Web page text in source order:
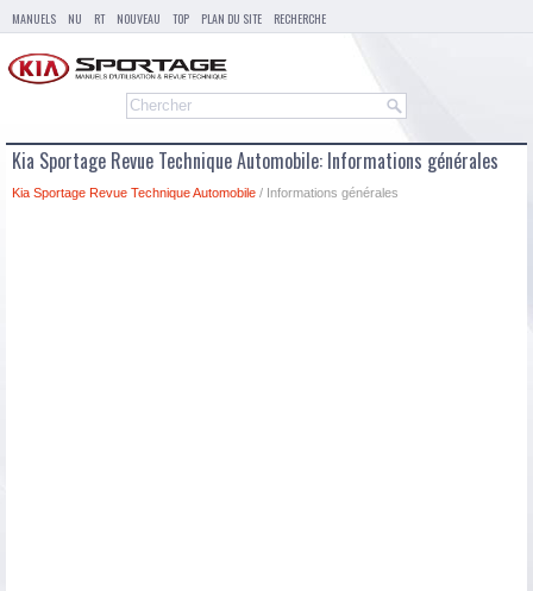
MANUELS NU RT NOUVEAU TOP PLAN DU SITE RECHERCHE
Kia Sportage Revue Technique Automobile: Informations générales
Kia Sportage Revue Technique Automobile / Informations générales